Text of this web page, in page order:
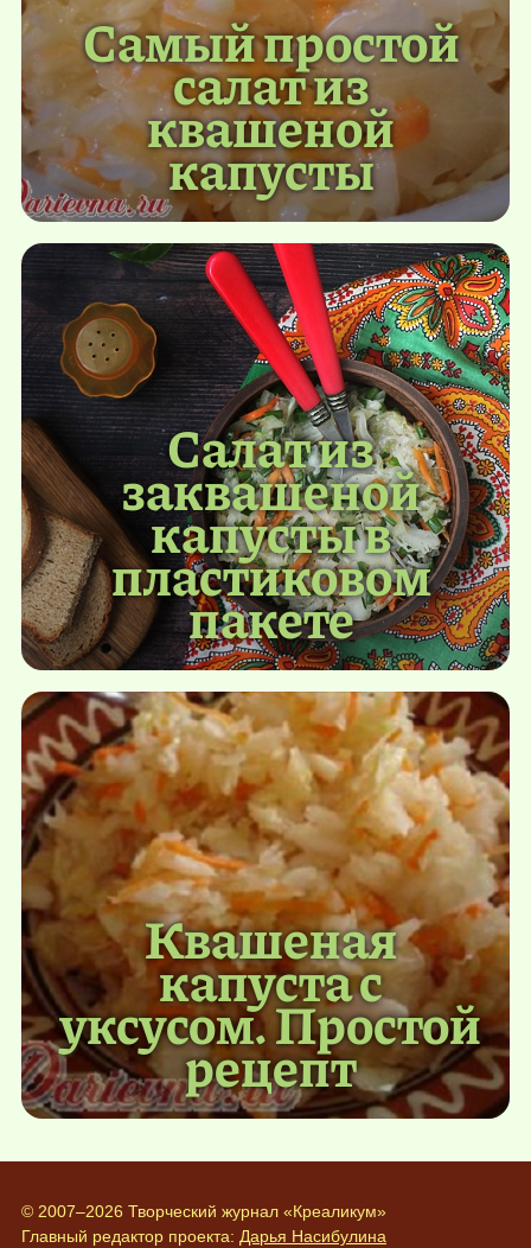
Самый простой
салат из
квашеной
капусты
Салат из
заквашеной
капусты в
пластиковом
пакете
Квашеная
капуста с
уксусом. Простой
рецепт
© 2007–2026 Творческий журнал «Креаликум»
Главный редактор проекта: Дарья Насибулина